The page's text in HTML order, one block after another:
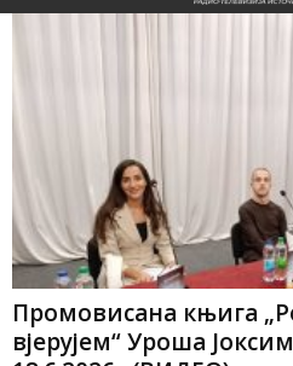
Промовисана књига
вјерујем“ Уроша